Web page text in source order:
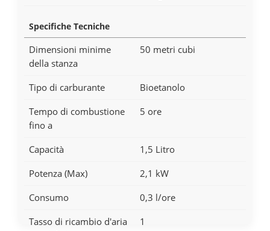
Specifiche Tecniche
Dimensioni minime
della stanza
50 metri cubi
Tipo di carburante
Bioetanolo
Tempo di combustione
fino a
5 ore
Capacità
1,5 Litro
Potenza (Max)
2,1 kW
Consumo
0,3 l/ore
Tasso di ricambio d'aria
1